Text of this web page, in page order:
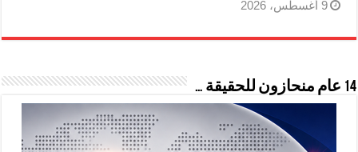
9 أغسطس، 2026
14 عام منحازون للحقيقة …